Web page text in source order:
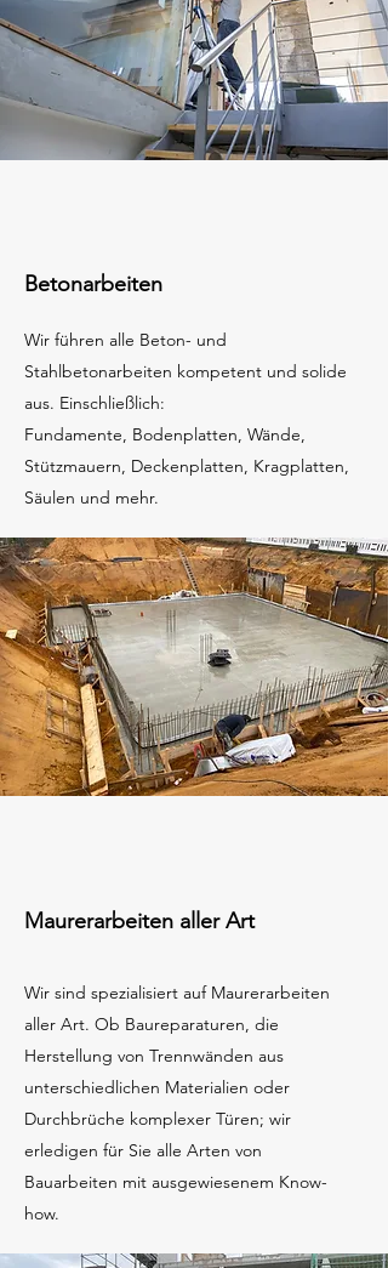
Betonarbeiten
Wir führen alle Beton- und
Stahlbetonarbeiten kompetent und solide
aus. Einschließlich:
Fundamente, Bodenplatten, Wände,
Stützmauern, Deckenplatten, Kragplatten,
Säulen und mehr.
Maurerarbeiten aller Art
Wir sind spezialisiert auf Maurerarbeiten
aller Art. Ob Baureparaturen, die
Herstellung von Trennwänden aus
unterschiedlichen Materialien oder
Durchbrüche komplexer Türen; wir
erledigen für Sie alle Arten von
Bauarbeiten mit ausgewiesenem Know-
how.